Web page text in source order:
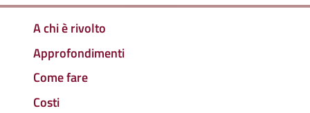
A chi è rivolto
Approfondimenti
Come fare
Costi